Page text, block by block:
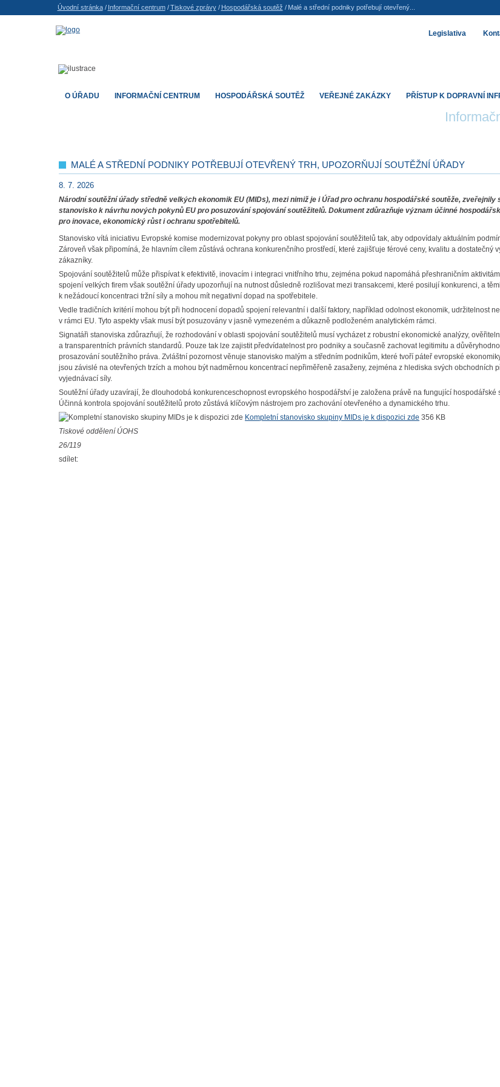
MALÉ A STŘEDNÍ PODNIKY POTŘEBUJÍ OTEVŘENÝ TRH, UPOZORŇUJÍ SOUTĚŽNÍ ÚŘADY
8. 7. 2026
Národní soutěžní úřady středně velkých ekonomik EU (MIDs), mezi nimiž je i Úřad pro ochranu hospodářské soutěže, zveřejnily
stanovisko k návrhu nových pokynů EU pro posuzování spojování soutěžitelů. Dokument zdůrazňuje význam účinné
pro inovace, ekonomický růst i ochranu spotřebitelů.
Stanovisko vítá iniciativu Evropské komise modernizovat pokyny pro oblast spojování soutěžitelů tak, aby odpovídaly aktuálním
Zároveň však připomíná, že hlavním cílem zůstává ochrana konkurenčního prostředí, které zajišťuje férové ceny, kvalitu a dostatečný
zákazníky.
Spojování soutěžitelů může přispívat k efektivitě, inovacím i integraci vnitřního trhu, zejména pokud napomáhá přeshraničním
spojení velkých firem však soutěžní úřady upozorňují na nutnost důsledně rozlišovat mezi transakcemi, které posilují konkurenci, a
k nežádoucí koncentraci tržní síly a mohou mít negativní dopad na spotřebitele.
Vedle tradičních kritérií mohou být při hodnocení dopadů spojení relevantní i další faktory, například odolnost ekonomik, udržitelnost
v rámci EU. Tyto aspekty však musí být posuzovány v jasně vymezeném a důkazně podloženém analytickém rámci.
Signatáři stanoviska zdůrazňují, že rozhodování v oblasti spojování soutěžitelů musí vycházet z robustní ekonomické analýzy,
a transparentních právních standardů. Pouze tak lze zajistit předvídatelnost pro podniky a současně zachovat legitimitu a
prosazování soutěžního práva. Zvláštní pozornost věnuje stanovisko malým a středním podnikům, které tvoří páteř evropské
jsou závislé na otevřených trzích a mohou být nadměrnou koncentrací nepřiměřeně zasaženy, zejména z hlediska svých obchodních
vyjednávací síly.
Soutěžní úřady uzavírají, že dlouhodobá konkurenceschopnost evropského hospodářství je založena právě na fungující hospodářské
Účinná kontrola spojování soutěžitelů proto zůstává klíčovým nástrojem pro zachování otevřeného a dynamického trhu.
Kompletní stanovisko skupiny MIDs je k dispozici zde 356 KB
Tiskové oddělení ÚOHS
26/119
sdílet:
O ÚŘADU INFORMAČNÍ CENTRUM HOSPODÁŘSKÁ SOUTĚŽ VEŘEJNÉ ZAKÁZKY PŘÍSTUP K DOPRAVNÍ
Legislativa
Úvodní stránka/ Informační centrum/ Tiskové zprávy/ Hospodářská soutěž / Malé a střední podniky potřebují otevřený...